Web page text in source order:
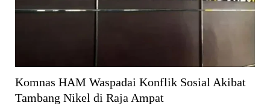
Komnas HAM Waspadai Konflik Sosial Akibat
Tambang Nikel di Raja Ampat